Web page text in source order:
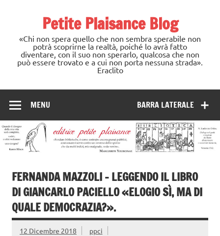
Petite Plaisance Blog
«Chi non spera quello che non sembra sperabile non
potrà scoprirne la realtà, poiché lo avrà fatto
diventare, con il suo non sperarlo, qualcosa che non
può essere trovato e a cui non porta nessuna strada».
Eraclito
BARRA LATERALE
MENU
FERNANDA MAZZOLI – LEGGENDO IL LIBRO
DI GIANCARLO PACIELLO «ELOGIO SÌ, MA DI
QUALE DEMOCRAZIA?».
12 Dicembre 2018 ppci